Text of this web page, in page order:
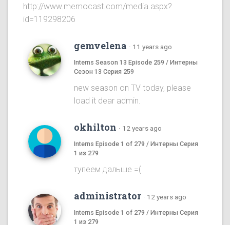
http://www.memocast.com/media.aspx?
id=119298206
gemvelena · 11 years ago
Interns Season 13 Episode 259 / Интерны
Сезон 13 Серия 259
new season on TV today, please
load it dear admin.
okhilton · 12 years ago
Interns Episode 1 of 279 / Интерны Серия
1 из 279
тупеем дальше =(
administrator · 12 years ago
Interns Episode 1 of 279 / Интерны Серия
1 из 279